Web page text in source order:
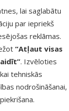
lai saglabātu
par iepriekš
reklāmas.
“Atļaut visas
. Izvēloties
tehniskās
nodrošināšanai,
suņiem
kaķiem
grauzējiem